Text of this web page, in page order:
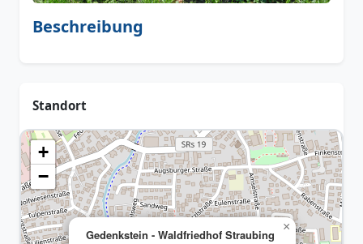
Beschreibung
Standort
Gedenkstein - Waldfriedhof Straubing
×
+
−